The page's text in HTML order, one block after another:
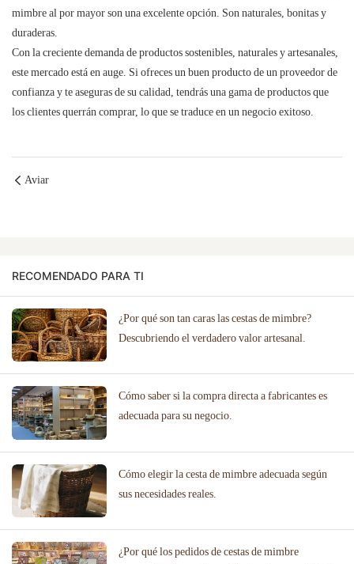
mimbre al por mayor son una excelente opción. Son naturales, bonitas y
duraderas.
Con la creciente demanda de productos sostenibles, naturales y artesanales,
este mercado está en auge. Si ofreces un buen producto de un proveedor de
confianza y te aseguras de su calidad, tendrás una gama de productos que
los clientes querrán comprar, lo que se traduce en un negocio exitoso.
Aviar
RECOMENDADO PARA TI
¿Por qué son tan caras las cestas de mimbre?
Descubriendo el verdadero valor artesanal.
Cómo saber si la compra directa a fabricantes es
adecuada para su negocio.
Cómo elegir la cesta de mimbre adecuada según
sus necesidades reales.
¿Por qué los pedidos de cestas de mimbre